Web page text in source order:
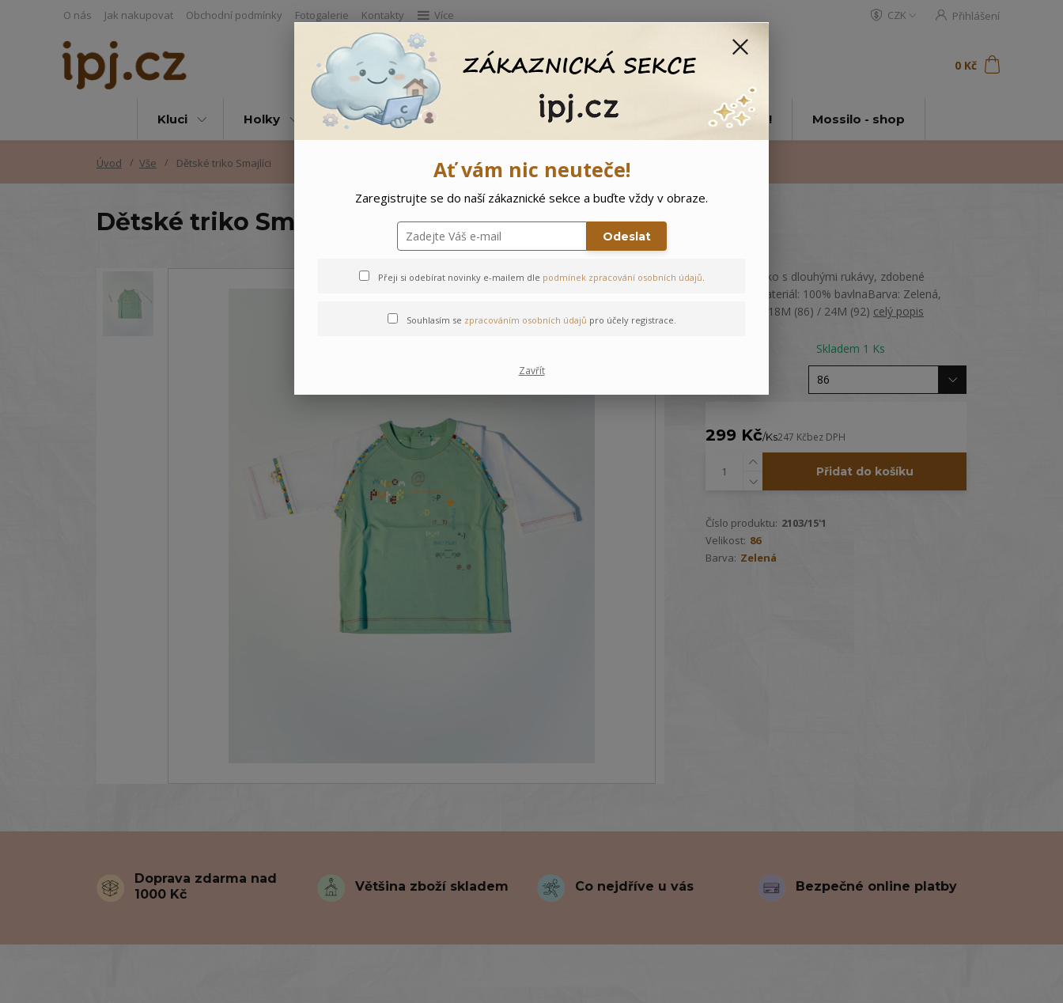
O nás Jak nakupovat Obchodní podmínky Fotogalerie Kontakty Více CZK Přihlášení
Hledat 0 Kč
Kluci Holky Vše Doprodej Ostatní 🌲 Vítejte ve světě Mossilo! Mossilo - shop
Úvod Vše Dětské triko Smajlíci
Dětské triko Smajlíci
Bavlněné triko s dlouhými rukávy, zdobené
potiskem.Materiál: 100% bavlnaBarva: Zelená,
bíláVelikost: 18M (86) / 24M (92) celý popis
Skladem 1 Ks
299 Kč/Ks247 Kčbez DPH
Přidat do košíku
Číslo produktu: 2103/15'1
Velikost: 86
Barva: Zelená
Doprava zdarma nad
1000 Kč
Většina zboží skladem Co nejdříve u vás Bezpečné online platby
Ať vám nic neuteče!
Zaregistrujte se do naší zákaznické sekce a buďte vždy v obraze.
Odeslat
Přeji si odebírat novinky e-mailem dle podmínek zpracování osobních údajů.
Souhlasím se zpracováním osobních údajů pro účely registrace.
Zavřít